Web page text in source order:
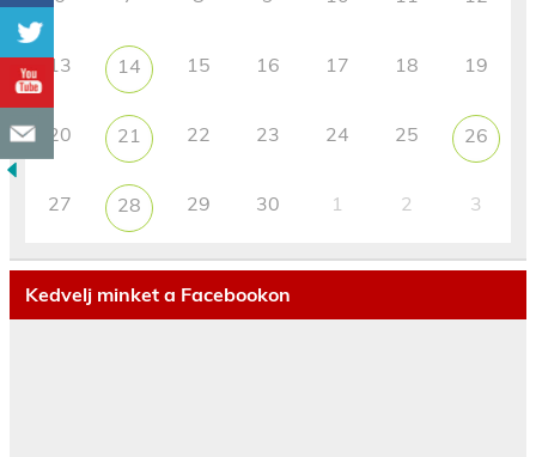
13 14 15 16 17 18 19
20 21 22 23 24 25 26
27 28 29 30 1 2 3
Kedvelj minket a Facebookon